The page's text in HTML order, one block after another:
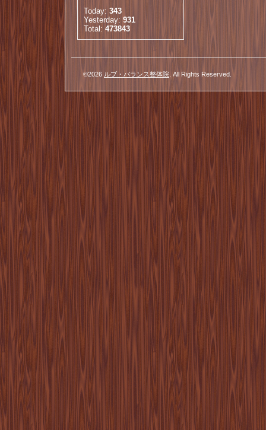
Today: 343
Yesterday: 931
Total: 473843
©2026 ルブ・バランス整体院 . All Rights Reserved.